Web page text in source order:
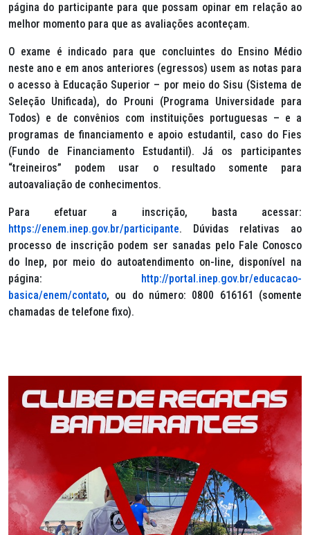
página do participante para que possam opinar em relação ao
melhor momento para que as avaliações aconteçam.
O exame é indicado para que concluintes do Ensino Médio
neste ano e em anos anteriores (egressos) usem as notas para
o acesso à Educação Superior – por meio do Sisu (Sistema de
Seleção Unificada), do Prouni (Programa Universidade para
Todos) e de convênios com instituições portuguesas – e a
programas de financiamento e apoio estudantil, caso do Fies
(Fundo de Financiamento Estudantil). Já os participantes
“treineiros” podem usar o resultado somente para
autoavaliação de conhecimentos.
Para efetuar a inscrição, basta acessar:
https://enem.inep.gov.br/participante. Dúvidas relativas ao
processo de inscrição podem ser sanadas pelo Fale Conosco
do Inep, por meio do autoatendimento on-line, disponível na
página: http://portal.inep.gov.br/educacao-
basica/enem/contato, ou do número: 0800 616161 (somente
chamadas de telefone fixo).